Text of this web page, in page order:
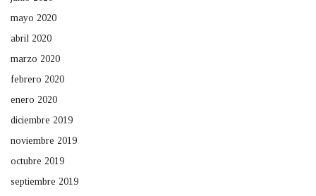
mayo 2020
abril 2020
marzo 2020
febrero 2020
enero 2020
diciembre 2019
noviembre 2019
octubre 2019
septiembre 2019